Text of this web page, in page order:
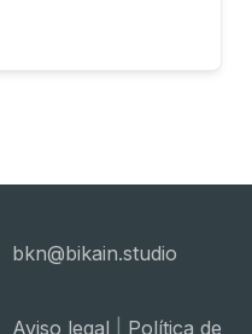
bkn@bikain.studio
Aviso legal Política de